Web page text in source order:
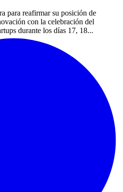
para reafirmar su posición de
con la celebración del
durante los días 17, 18...